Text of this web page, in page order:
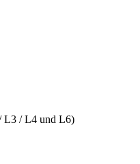
L3 / L4 und L6)